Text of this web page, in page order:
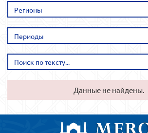
Регионы
Периоды
Данные не найдены.